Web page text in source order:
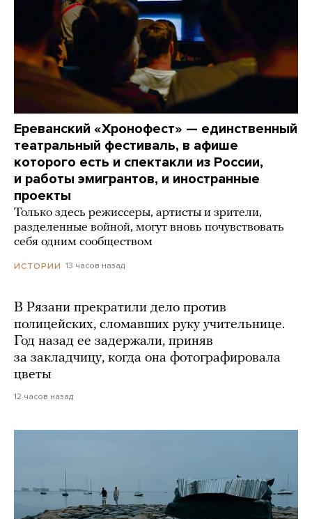
Ереванский «Хронофест» — единственный
театральный фестиваль, в афише
которого есть и спектакли из России,
и работы эмигрантов, и иностранные
проекты
Только здесь режиссеры, артисты и зрители,
разделенные войной, могут вновь почувствовать
себя одним сообществом
ИСТОРИИ 13 часов назад
В Рязани прекратили дело против
полицейских, сломавших руку учительнице.
Год назад ее задержали, приняв
за закладчицу, когда она фотографировала
цветы
12 часов назад